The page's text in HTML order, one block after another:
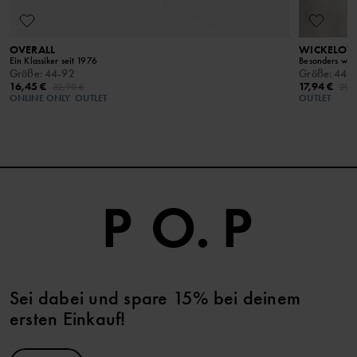
OVERALL
Ein Klassiker seit 1976
Größe: 44-92
16,45 €
ONLINE ONLY OUTLET
Besonders
Größe: 44-
17,94 €
OUTLET
Sei dabei und spare 15% bei deinem
ersten Einkauf!